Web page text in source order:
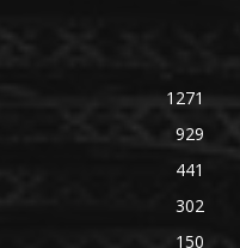
1271
929
441
302
150